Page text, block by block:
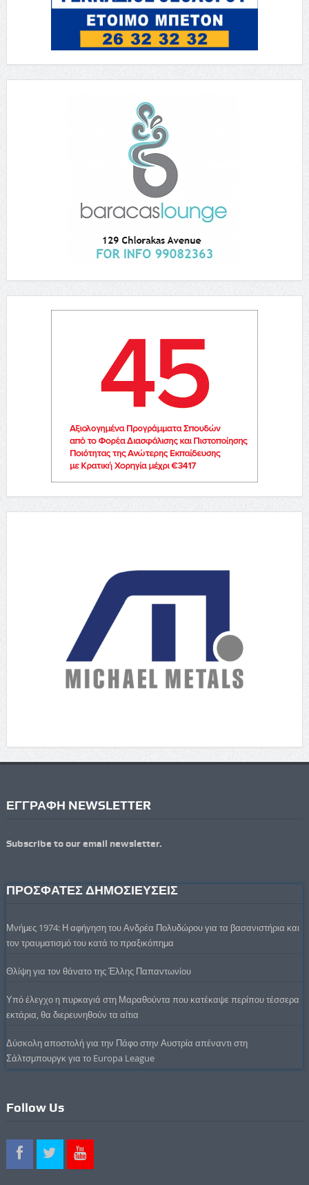
ΕΓΓΡΑΦΗ NEWSLETTER
Subscribe to our email newsletter.
ΠΡΟΣΦΑΤΕΣ ΔΗΜΟΣΙΕΥΣΕΙΣ
Μνήμες 1974: Η αφήγηση του Ανδρέα Πολυδώρου για τα βασανιστήρια και
τον τραυματισμό του κατά το πραξικόπημα
Θλίψη για τον θάνατο της Έλλης Παπαντωνίου
Υπό έλεγχο η πυρκαγιά στη Μαραθούντα που κατέκαψε περίπου τέσσερα
εκτάρια, θα διερευνηθούν τα αίτια
Δύσκολη αποστολή για την Πάφο στην Αυστρία απέναντι στη
Σάλτσμπουργκ για το Europa League
Follow Us